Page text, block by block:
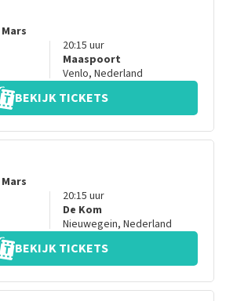
20:15 uur
Maaspoort
Venlo, Nederland
BEKIJK TICKETS
20:15 uur
De Kom
Nieuwegein, Nederland
BEKIJK TICKETS